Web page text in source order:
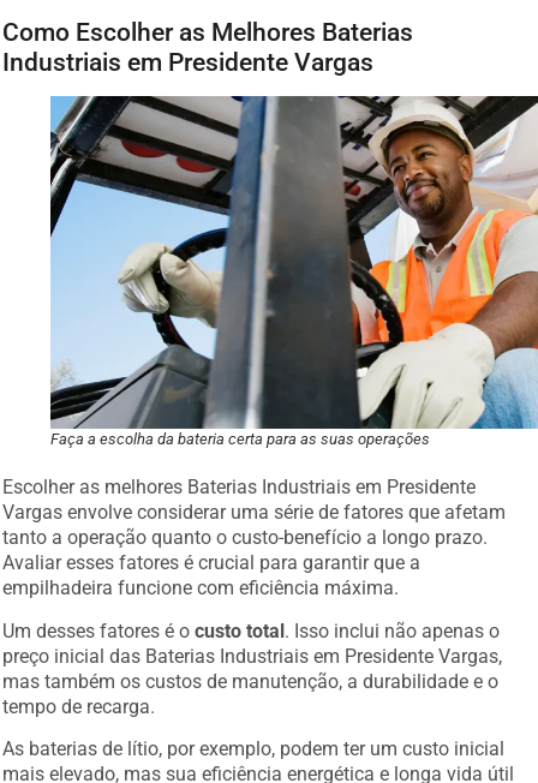
Como Escolher as Melhores Baterias
Industriais em Presidente Vargas
Faça a escolha da bateria certa para as suas operações
Escolher as melhores Baterias Industriais em Presidente
Vargas envolve considerar uma série de fatores que afetam
tanto a operação quanto o custo-benefício a longo prazo.
Avaliar esses fatores é crucial para garantir que a
empilhadeira funcione com eficiência máxima.
Um desses fatores é ocusto total. Isso inclui não apenas o
preço inicial das Baterias Industriais em Presidente Vargas,
mas também os custos de manutenção, a durabilidade e o
tempo de recarga.
As baterias de lítio, por exemplo, podem ter um custo inicial
mais elevado, mas sua eficiência energética e longa vida útil